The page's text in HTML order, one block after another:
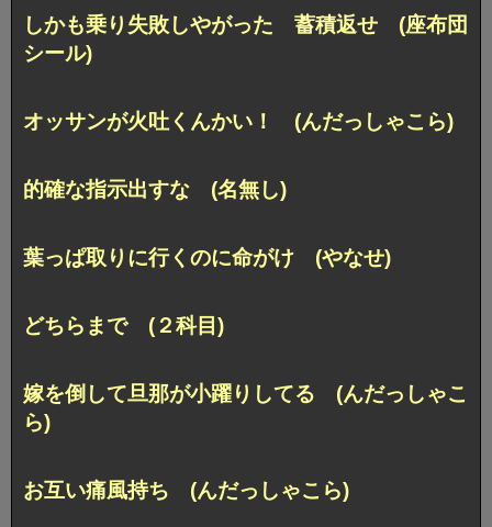
しかも乗り失敗しやがった 蓄積返せ (座布団
シール)
オッサンが火吐くんかい！ (んだっしゃこら)
的確な指示出すな (名無し)
葉っぱ取りに行くのに命がけ (やなせ)
どちらまで (２科目)
嫁を倒して旦那が小躍りしてる (んだっしゃこ
ら)
お互い痛風持ち (んだっしゃこら)